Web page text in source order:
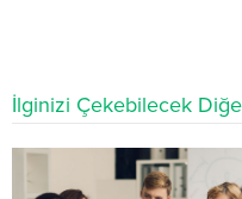
İlginizi Çekebilecek